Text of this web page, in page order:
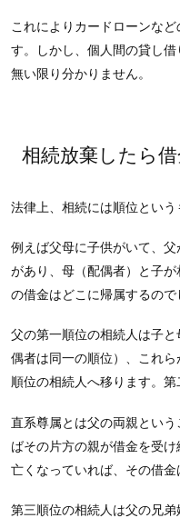
これによりカードローンな
す。しかし、個人間の貸し
無い限り分かりません。
相続放棄したら
法律上、相続には順位という
例えば父母に子供がいて、
があり、母（配偶者）と子
の借金はどこに帰属するので
父の第一順位の相続人は子
偶者は同一の順位）、これ
順位の相続人へ移ります。第
直系尊属とは父の両親とい
ばその片方の親が借金を受
亡くなっていれば、その借金
第三順位の相続人は父の兄